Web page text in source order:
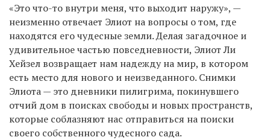
«Это что-то внутри меня, что выходит наружу», —
неизменно отвечает Элиот на вопросы о том, где
находятся его чудесные земли. Делая загадочное и
удивительное частью повседневности, Элиот Ли
Хейзел возвращает нам надежду на мир, в котором
есть место для нового и неизведанного. Снимки
Элиота — это дневники пилигрима, покинувшего
отчий дом в поисках свободы и новых пространств,
которые соблазняют нас отправиться на поиски
своего собственного чудесного сада.